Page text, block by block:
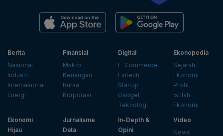
Berita
Nasional
Industri
Internasional
Energi
Finansial
Makro
Keuangan
Bursa
Korporasi
Digital
E-Commerce
Fintech
Startup
Gadget
Teknologi
Ekonopedia
Sejarah
Ekonomi
Profil
Istilah
Ekonomi
Ekonomi
Hijau
Jurnalisme
Data
In-Depth &
Opini
Video
News